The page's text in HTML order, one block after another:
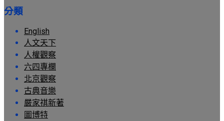
分類
English
人文天下
人權觀察
六四專欄
北京觀察
古典音樂
嚴家祺新著
圖博特